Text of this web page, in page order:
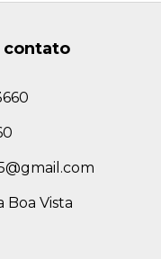
contato
Boa Vista